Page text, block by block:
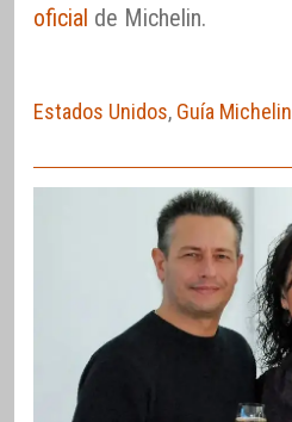
oficial de Michelin.
Estados Unidos, Guía Michelin